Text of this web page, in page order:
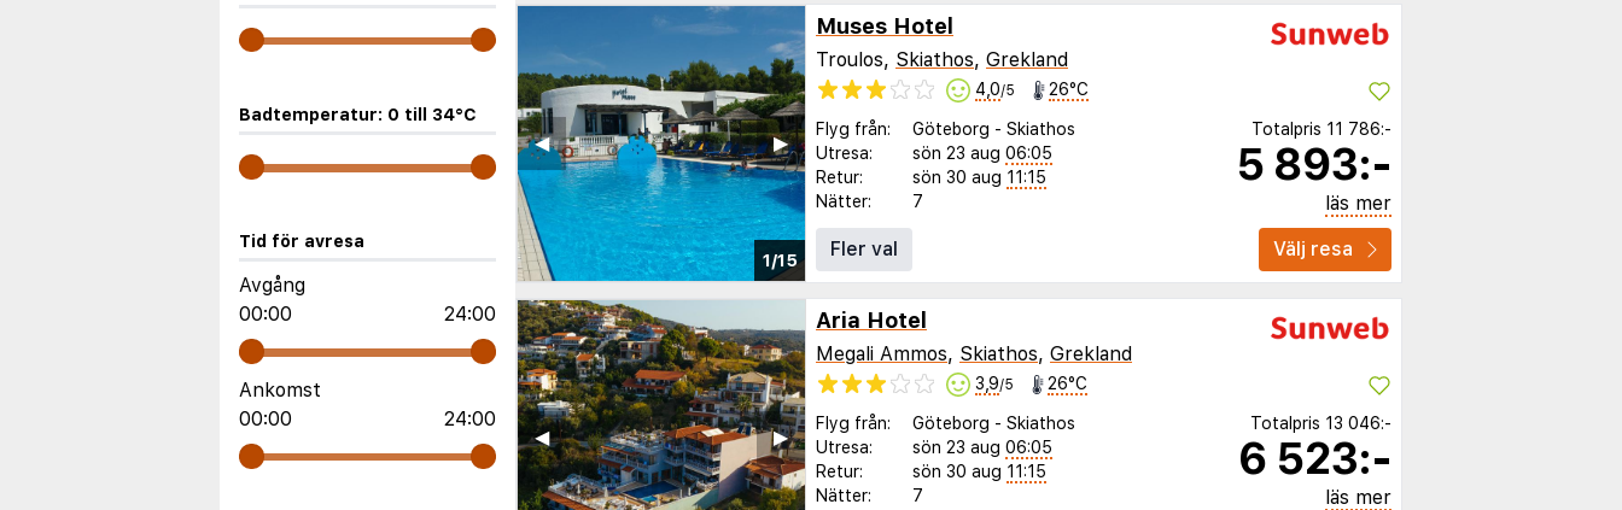
Badtemperatur: 0 till 34°C
Tid för avresa
Avgång
00:00
24:00
Ankomst
00:00
24:00
1/15
▶︎
◀︎
Muses Hotel
Troulos, Skiathos, Grekland
4,0/5 26°C
Flyg från: Göteborg - Skiathos
Utresa:
sön 23 aug 06:05
Retur:
sön 30 aug 11:15
Nätter:
7
Totalpris 11 786:-
5 893:-
läs mer
Fler val
Välj resa
▶︎
◀︎
Aria Hotel
Megali Ammos, Skiathos, Grekland
3,9/5 26°C
Flyg från: Göteborg - Skiathos
Utresa:
sön 23 aug 06:05
Retur:
sön 30 aug 11:15
Nätter:
7
Totalpris 13 046:-
6 523:-
läs mer